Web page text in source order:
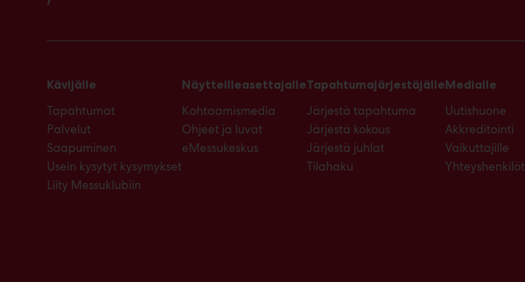
Kävijälle
Tapahtumat
Palvelut
Saapuminen
Usein kysytyt kysymykset
Liity Messuklubiin
Näytteilleasettajalle
Kohtaamismedia
Ohjeet ja luvat
eMessukeskus
Tapahtumajärjestäjälle
Järjestä tapahtuma
Järjestä kokous
Järjestä juhlat
Tilahaku
Medialle
Uutishuone
Akkreditointi
Vaikuttajille
Yhteyshenkilöt